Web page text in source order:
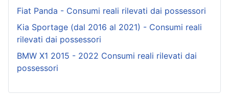
Fiat Panda - Consumi reali rilevati dai possessori
Kia Sportage (dal 2016 al 2021) - Consumi reali
rilevati dai possessori
BMW X1 2015 - 2022 Consumi reali rilevati dai
possessori